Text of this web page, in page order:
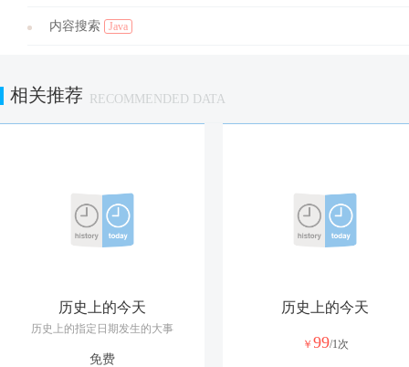
内容搜索 Java
相关推荐 RECOMMENDED DATA
历史上的今天
历史上的指定日期发生的大事
免费
历史上的今天
￥ 99/1次